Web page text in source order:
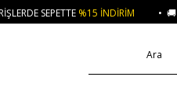
• 🚚 KREDI KARTI VE HAVALE